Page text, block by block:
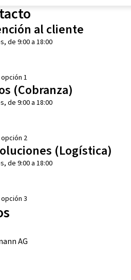
al cliente
de 9:00 a 18:00
opción 1
(Cobranza)
de 9:00 a 18:00
opción 2
(Logística)
de 9:00 a 18:00
opción 3
AG